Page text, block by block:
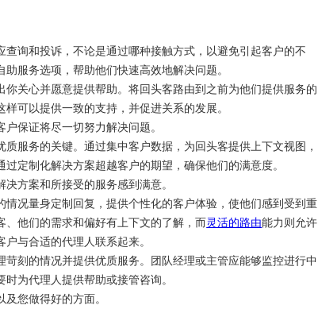
询和投诉，不论是通过哪种接触方式，以避免引起客户的不
服务选项，帮助他们快速高效地解决问题。
关心并愿意提供帮助。将回头客路由到之前为他们提供服务的
可以提供一致的支持，并促进关系的发展。
保证将尽一切努力解决问题。
服务的关键。通过集中客户数据，为回头客提供上下文视图，
定制化解决方案超越客户的期望，确保他们的满意度。
方案和所接受的服务感到满意。
况量身定制回复，提供个性化的客户体验，使他们感到受到重
他们的需求和偏好有上下文的了解，而灵活的路由能力则允许
与合适的代理人联系起来。
刻的情况并提供优质服务。团队经理或主管应能够监控进行中
为代理人提供帮助或接管咨询。
您做得好的方面。